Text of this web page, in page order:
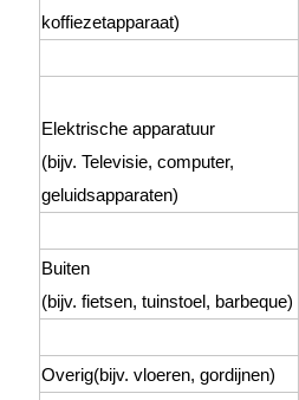
koffiezetapparaat)
Elektrische apparatuur
(bijv. Televisie, computer,
geluidsapparaten)
Buiten
(bijv. fietsen, tuinstoel, barbeque)
Overig(bijv. vloeren, gordijnen)